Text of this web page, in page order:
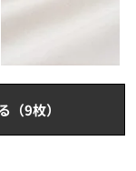
（9枚）